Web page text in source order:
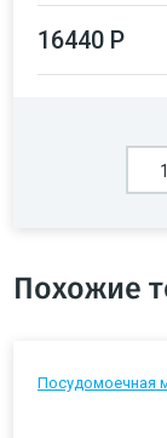
16440 Р
Похожие
Посудомоечная